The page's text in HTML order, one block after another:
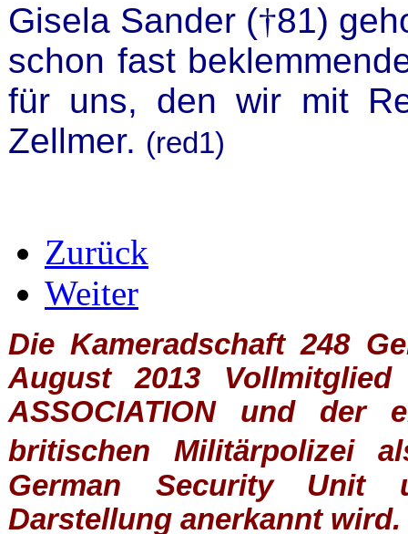
Gisela Sander (†81)
schon fast
für uns, den wir mit
Zellmer. (red1)
Zurück
Weiter
Die Kameradschaft 248
August 2013
ASSOCIATIONund der
britischen
Militärpolizei
German Security Unit
Darstellung anerkannt wird.